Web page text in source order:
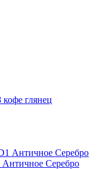
глянец
Серебро